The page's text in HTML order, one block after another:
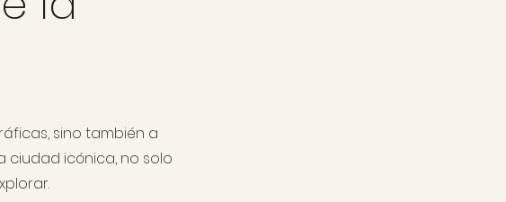
sino también a
ciudad icónica, no solo